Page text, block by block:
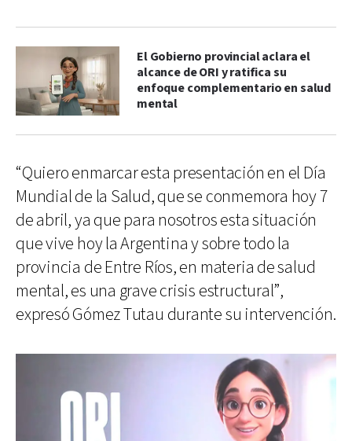
El Gobierno provincial aclara el
alcance de ORI y ratifica su
enfoque complementario en salud
mental
“Quiero enmarcar esta presentación en el Día
Mundial de la Salud, que se conmemora hoy 7
de abril, ya que para nosotros esta situación
que vive hoy la Argentina y sobre todo la
provincia de Entre Ríos, en materia de salud
mental, es una grave crisis estructural”,
expresó Gómez Tutau durante su intervención.